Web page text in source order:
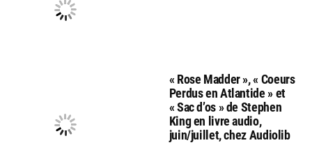
« Rose Madder », « Coeurs
Perdus en Atlantide » et
« Sac d’os » de Stephen
King en livre audio,
juin/juillet, chez Audiolib